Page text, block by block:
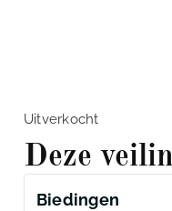
Uitverkocht
Deze
Biedingen